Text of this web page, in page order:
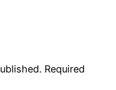
Required